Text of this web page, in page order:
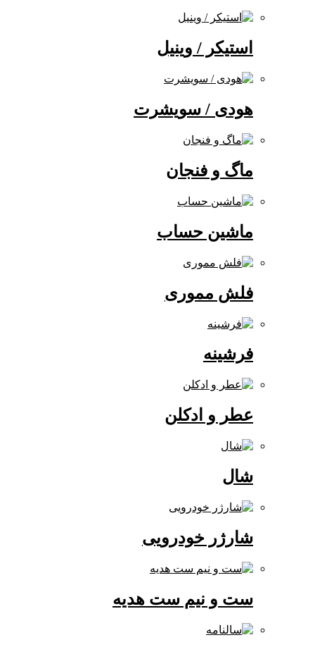
استیکر / وینیل
هودی / سویشرت
ماگ و فنجان
ماشین حساب
فلش مموری
عطر و ادکلن
شارژر خودرویی
ست و نیم ست هدیه